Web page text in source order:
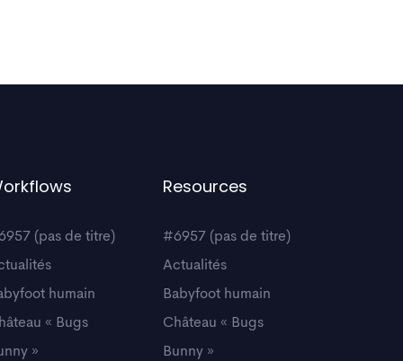
(pas de titre)
humain
« Bugs
»
Resources
#6957 (pas de titre)
Actualités
Babyfoot humain
Château « Bugs
Bunny »